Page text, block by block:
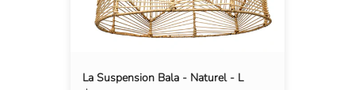
La Suspension Bala - Naturel - L